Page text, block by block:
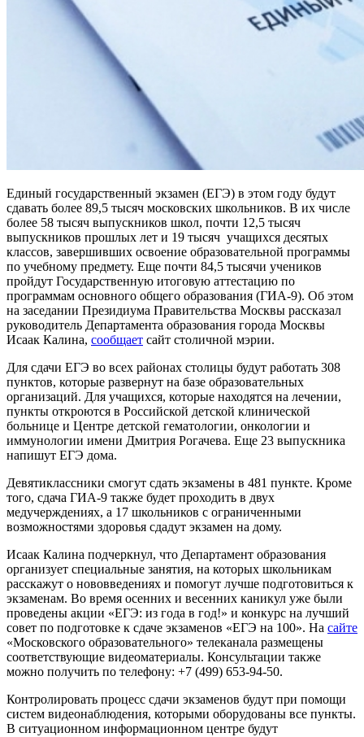
Единый государственный экзамен (ЕГЭ) в этом году будут
сдавать более 89,5 тысяч московских школьников. В их числе
более 58 тысяч выпускников школ, почти 12,5 тысяч
выпускников прошлых лет и 19 тысяч учащихся десятых
классов, завершивших освоение образовательной программы
по учебному предмету. Еще почти 84,5 тысячи учеников
пройдут Государственную итоговую аттестацию по
программам основного общего образования (ГИА-9). Об этом
на заседании Президиума Правительства Москвы рассказал
руководитель Департамента образования города Москвы
Исаак Калина, сообщает сайт столичной мэрии.
Для сдачи ЕГЭ во всех районах столицы будут работать 308
пунктов, которые развернут на базе образовательных
организаций. Для учащихся, которые находятся на лечении,
пункты откроются в Российской детской клинической
больнице и Центре детской гематологии, онкологии и
иммунологии имени Дмитрия Рогачева. Еще 23 выпускника
напишут ЕГЭ дома.
Девятиклассники смогут сдать экзамены в 481 пункте. Кроме
того, сдача ГИА-9 также будет проходить в двух
медучерждениях, а 17 школьников с ограниченными
возможностями здоровья сдадут экзамен на дому.
Исаак Калина подчеркнул, что Департамент образования
организует специальные занятия, на которых школьникам
расскажут о нововведениях и помогут лучше подготовиться к
экзаменам. Во время осенних и весенних каникул уже были
проведены акции «ЕГЭ: из года в год!» и конкурс на лучший
совет по подготовке к сдаче экзаменов «ЕГЭ на 100». На сайте
«Московского образовательного» телеканала размещены
соответствующие видеоматериалы. Консультации также
можно получить по телефону: +7 (499) 653-94-50.
Контролировать процесс сдачи экзаменов будут при помощи
систем видеонаблюдения, которыми оборудованы все пункты.
В ситуационном информационном центре будут